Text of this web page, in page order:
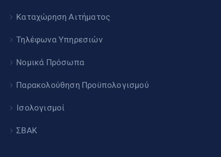
Καταχώρηση Αιτήματος
Τηλέφωνα Υπηρεσιών
Νομικά Πρόσωπα
Παρακολούθηση Προϋπολογισμού
Ισολογισμοί
ΣΒΑΚ